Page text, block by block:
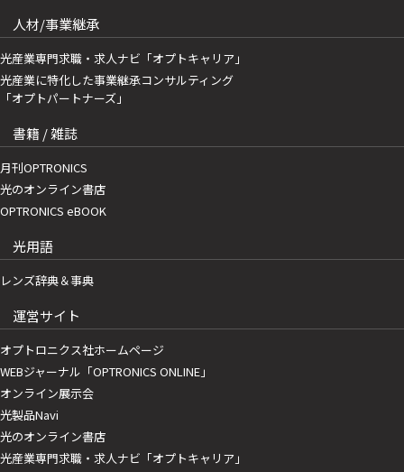
人材/事業継承
光産業専門求職・求人ナビ「オプトキャリア」
光産業に特化した事業継承コンサルティング
「オプトパートナーズ」
書籍 / 雑誌
月刊OPTRONICS
光のオンライン書店
OPTRONICS eBOOK
光用語
レンズ辞典＆事典
運営サイト
オプトロニクス社ホームページ
WEBジャーナル「OPTRONICS ONLINE」
オンライン展示会
光製品Navi
光のオンライン書店
光産業専門求職・求人ナビ「オプトキャリア」